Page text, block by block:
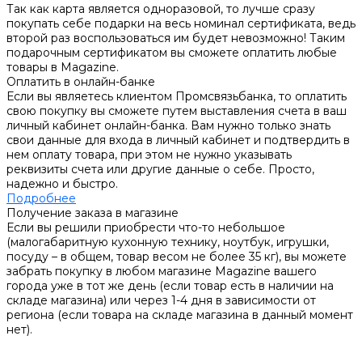
Так как карта является одноразовой, то лучше сразу
покупать себе подарки на весь номинал сертификата, ведь
второй раз воспользоваться им будет невозможно! Таким
подарочным сертификатом вы сможете оплатить любые
товары в Magazine.
Оплатить в онлайн-банке
Если вы являетесь клиентом Промсвязьбанка, то оплатить
свою покупку вы сможете путем выставления счета в ваш
личный кабинет онлайн-банка. Вам нужно только знать
свои данные для входа в личный кабинет и подтвердить в
нем оплату товара, при этом не нужно указывать
реквизиты счета или другие данные о себе. Просто,
надежно и быстро.
Подробнее
Получение заказа в магазине
Если вы решили приобрести что-то небольшое
(малогабаритную кухонную технику, ноутбук, игрушки,
посуду – в общем, товар весом не более 35 кг), вы можете
забрать покупку в любом магазине Magazine вашего
города уже в тот же день (если товар есть в наличии на
складе магазина) или через 1-4 дня в зависимости от
региона (если товара на складе магазина в данный момент
нет).